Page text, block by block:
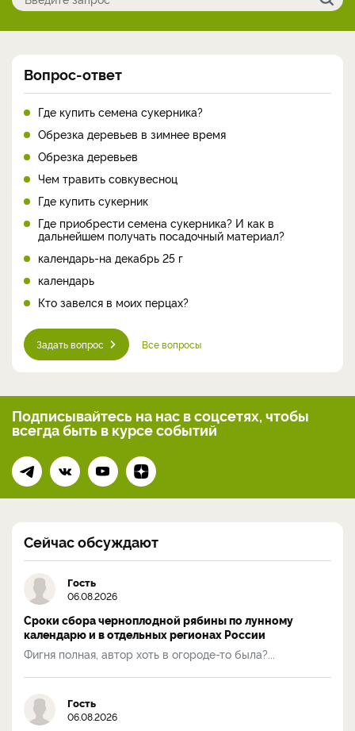
Вопрос-ответ
Где купить семена сукерника?
Обрезка деревьев в зимнее время
Обрезка деревьев
Чем травить совкувесноц
Где купить сукерник
Где приобрести семена сукерника? И как в
дальнейшем получать посадочный материал?
календарь-на декабрь 25 г
календарь
Кто завелся в моих перцах?
Задать вопрос Все вопросы
Подписывайтесь на нас в соцсетях, чтобы
всегдабыть в курсе событий
Сейчас обсуждают
Гость
06.08.2026
Сроки сбора черноплодной рябины по лунному
календарю и в отдельных регионах России
Фигня полная, автор хоть в огороде-то была?...
Гость
06.08.2026